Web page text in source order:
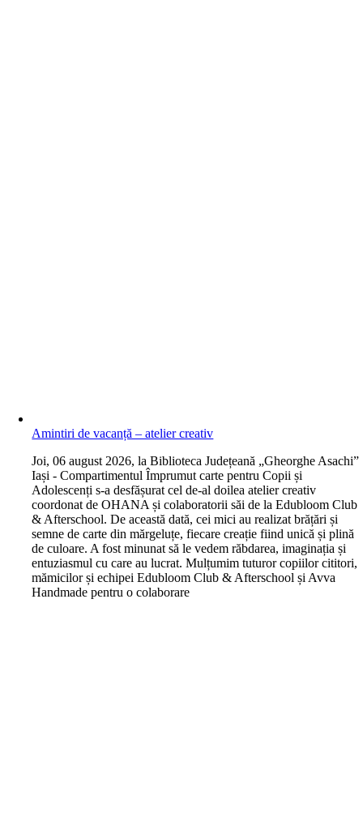
Amintiri de vacanță – atelier creativ
Joi, 06 august 2026, la Biblioteca Județeană „Gheorghe Asachi”
Iași - Compartimentul Împrumut carte pentru Copii și
Adolescenți s-a desfășurat cel de-al doilea atelier creativ
coordonat de OHANA și colaboratorii săi de la Edubloom Club
& Afterschool. De această dată, cei mici au realizat brățări și
semne de carte din mărgeluțe, fiecare creație fiind unică și plină
de culoare. A fost minunat să le vedem răbdarea, imaginația și
entuziasmul cu care au lucrat. Mulțumim tuturor copiilor cititori,
mămicilor și echipei Edubloom Club & Afterschool și Avva
Handmade pentru o colaborare